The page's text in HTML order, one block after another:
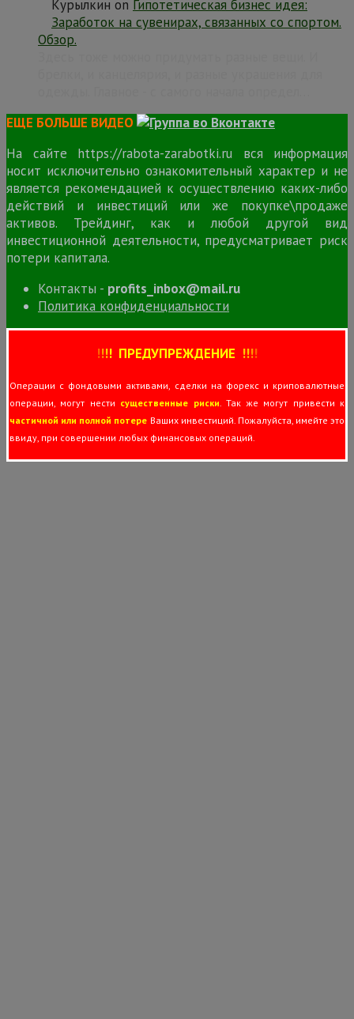
Курылкин on Гипотетическая бизнес идея:
Заработок на сувенирах, связанных со спортом.
Обзор.
ЕЩЕ БОЛЬШЕ ВИДЕО
На сайте https://rabota-zarabotki.ru вся информация
носит исключительно ознакомительный характер и не
является рекомендацией к осуществлению каких-либо
действий и инвестиций или же покупке\продаже
активов. Трейдинг, как и любой другой вид
инвестиционной деятельности, предусматривает риск
потери капитала.
Контакты - profits_inbox@mail.ru
Политика конфиденциальности
!!!! ПРЕДУПРЕЖДЕНИЕ !!!!
Операции с фондовыми активами, сделки на форекс и криповалютные
операции, могут нести существенные риски . Так же могут привести к
частичной или полной потере Ваших инвестиций. Пожалуйста, имейте это
ввиду, при совершении любых финансовых операций.